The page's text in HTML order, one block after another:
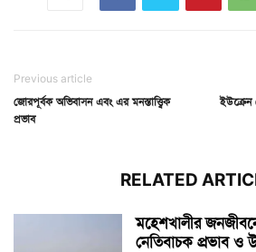
Previous article
জোরপূর্বক অভিবাসন এবং এর মনস্তাত্ত্বিক
প্রভাব
ইউক্রেন
RELATED
মহেশখালীর
নেতিবাচক প্রভাব ও